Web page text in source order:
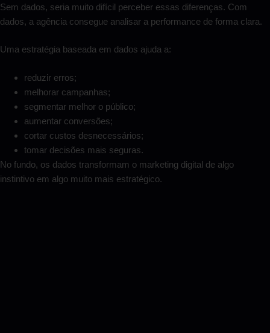
Sem dados, seria muito difícil perceber essas diferenças. Com
dados, a agência consegue analisar a performance de forma clara.
Uma estratégia baseada em dados ajuda a:
reduzir erros;
melhorar campanhas;
segmentar melhor o público;
aumentar conversões;
cortar custos desnecessários;
tomar decisões mais seguras.
No fundo, os dados transformam o marketing digital de algo
instintivo em algo muito mais estratégico.